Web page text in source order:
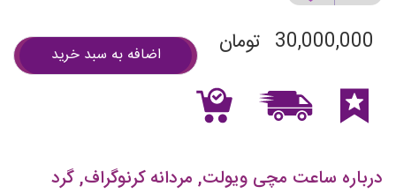
30,000,000 تومان اضافه به سبد خرید
درباره ساعت مچی ویولت, مردانه کرنوگراف, گرد